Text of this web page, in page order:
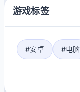
游戏标签
#安卓 #电脑